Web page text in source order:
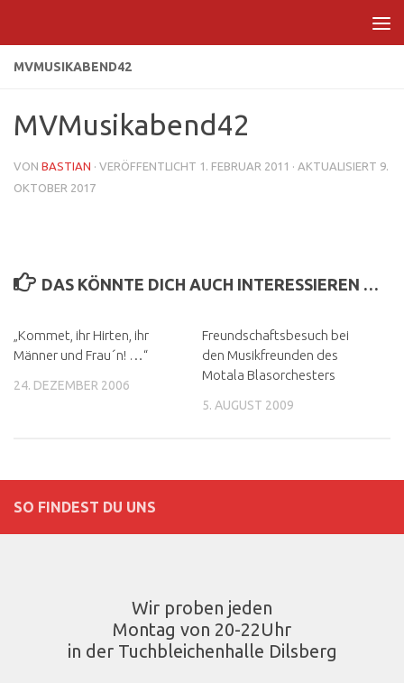
MVMUSIKABEND42
MVMusikabend42
VON BASTIAN · VERÖFFENTLICHT 1. FEBRUAR 2011 · AKTUALISIERT 9.
OKTOBER 2017
DAS KÖNNTE DICH AUCH INTERESSIEREN …
„Kommet, ihr Hirten, ihr
Männer und Frau´n! …“
24. DEZEMBER 2006
Freundschaftsbesuch bei
den Musikfreunden des
Motala Blasorchesters
5. AUGUST 2009
SO FINDEST DU UNS
Wir proben jeden
Montag von 20-22Uhr
in der Tuchbleichenhalle Dilsberg